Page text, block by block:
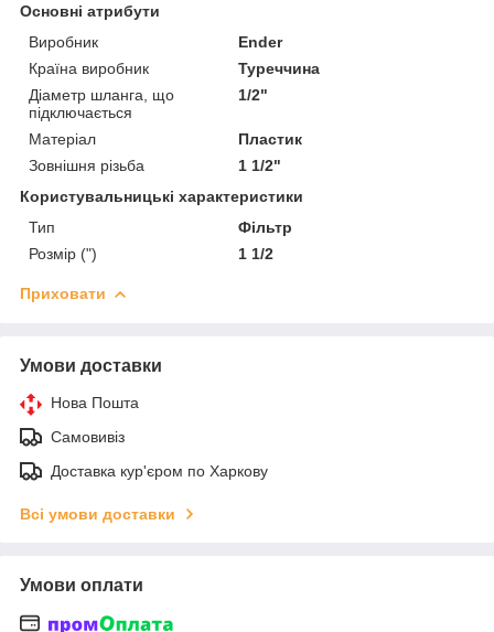
Основні атрибути
Виробник
Ender
Країна виробник
Туреччина
Діаметр шланга, що
підключається
1/2"
Матеріал
Пластик
Зовнішня різьба
1 1/2"
Користувальницькі характеристики
Тип
Фільтр
Розмір (")
1 1/2
Приховати
Умови доставки
Нова Пошта
Самовивіз
Доставка кур'єром по Харкову
Всі умови доставки
Умови оплати